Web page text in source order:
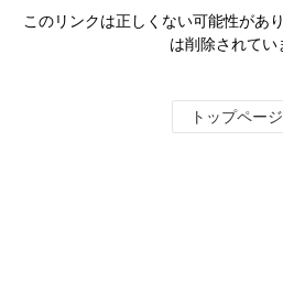
このリンクは正しくない可能性があ
は削除されてい
トップページ